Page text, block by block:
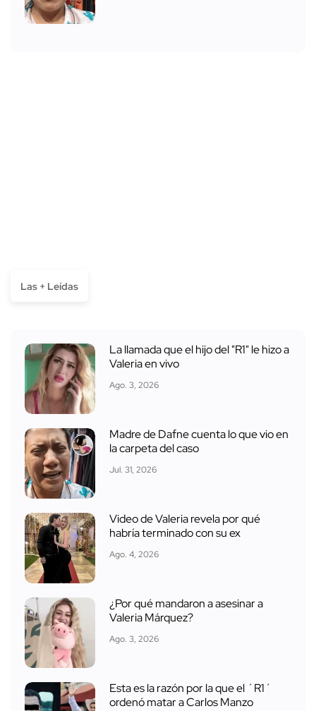
Las + Leídas
La llamada que el hijo del "R1" le hizo a
Valeria en vivo
Ago. 3, 2026
Madre de Dafne cuenta lo que vio en
la carpeta del caso
Jul. 31, 2026
Video de Valeria revela por qué
habría terminado con su ex
Ago. 4, 2026
¿Por qué mandaron a asesinar a
Valeria Márquez?
Ago. 3, 2026
Esta es la razón por la que el ´R1´
ordenó matar a Carlos Manzo